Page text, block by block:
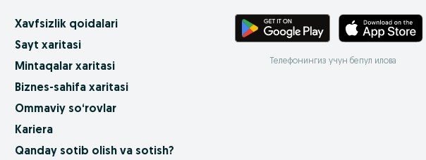
Xavfsizlik qoidalari
Sayt xaritasi
Mintaqalar xaritasi
Biznes-sahifa xaritasi
Ommaviy so‘rovlar
Kariera
Qanday sotib olish va sotish?
Телефонингиз учун бепул илова